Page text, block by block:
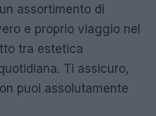
assortimento di
e proprio viaggio nel
tra estetica
Ti assicuro,
puoi assolutamente